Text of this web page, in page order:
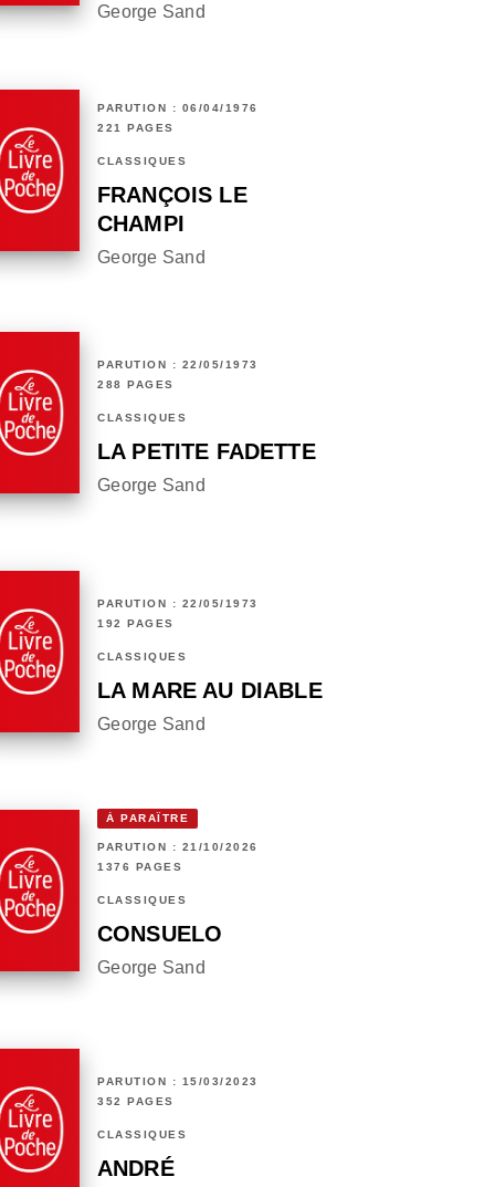
George Sand
PARUTION : 06/04/1976
221 PAGES
CLASSIQUES
FRANÇOIS LE
CHAMPI
George Sand
PARUTION : 22/05/1973
288 PAGES
CLASSIQUES
LA PETITE FADETTE
George Sand
PARUTION : 22/05/1973
192 PAGES
CLASSIQUES
LA MARE AU DIABLE
George Sand
À PARAÎTRE
PARUTION : 21/10/2026
1376 PAGES
CLASSIQUES
CONSUELO
George Sand
PARUTION : 15/03/2023
352 PAGES
CLASSIQUES
ANDRÉ